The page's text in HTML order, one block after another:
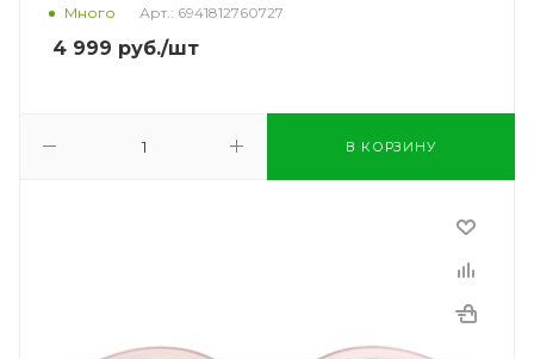
Много Арт.: 6941812760727
4 999 руб./шт
В КОРЗИНУ